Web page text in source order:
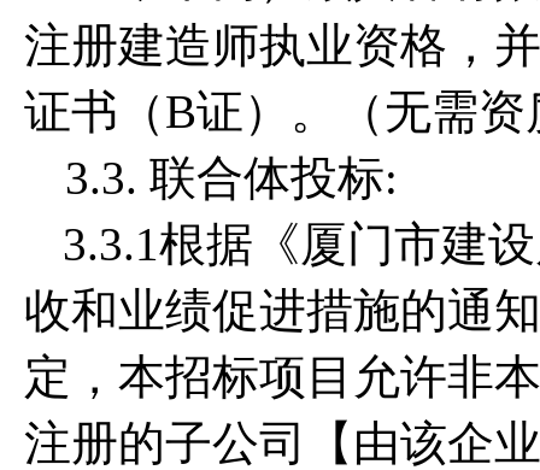
注册建造师执业资格，
证书（B证）。（无需
3.3. 联合体投标:
3.3.1根据《厦门市建
收和业绩促进措施的通
定，本招标项目允许非
注册的子公司【由该企